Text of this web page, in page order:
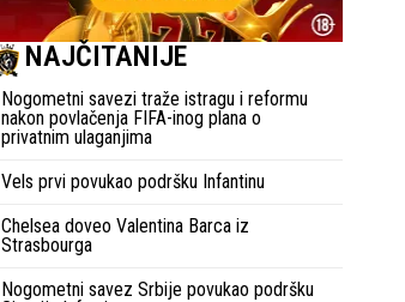
NAJČITANIJE
Nogometni savezi traže istragu i reformu
nakon povlačenja FIFA-inog plana o
privatnim ulaganjima
Vels prvi povukao podršku Infantinu
Chelsea doveo Valentina Barca iz
Strasbourga
Nogometni savez Srbije povukao podršku